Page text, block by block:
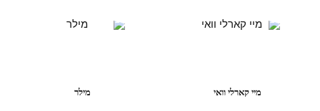
מיי קארלי וואי מילר